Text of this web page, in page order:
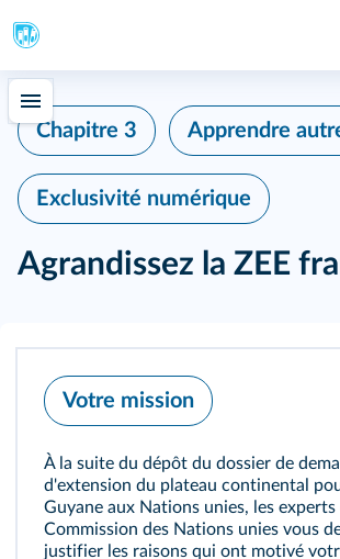
Chapitre 3 Apprendre
Exclusivité numérique
Agrandissez la ZEE
Votre mission
À la suite du dépôt du dossier de
d'extension du plateau continental
Guyane aux Nations unies, les experts
Commission des Nations unies vous
justifier les raisons qui ont motivé